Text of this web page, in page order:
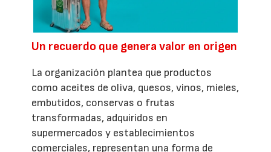
Un recuerdo que genera valor en origen
La organización plantea que productos
como aceites de oliva, quesos, vinos, mieles,
embutidos, conservas o frutas
transformadas, adquiridos en
supermercados y establecimientos
comerciales, representan una forma de